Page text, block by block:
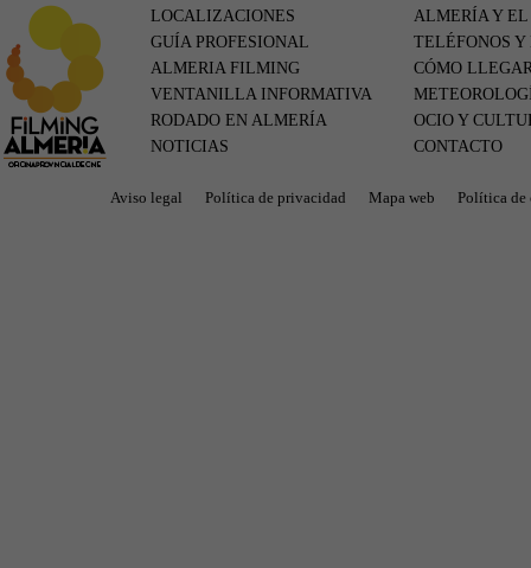
LOCALIZACIONES
GUÍA PROFESIONAL
ALMERIA FILMING
VENTANILLA INFORMATIVA
RODADO EN ALMERÍA
NOTICIAS
ALMERÍA Y EL
TELÉFONOS Y
CÓMO
OCIO Y
CONTACTO
Aviso legal Política de privacidad Mapa web Política de